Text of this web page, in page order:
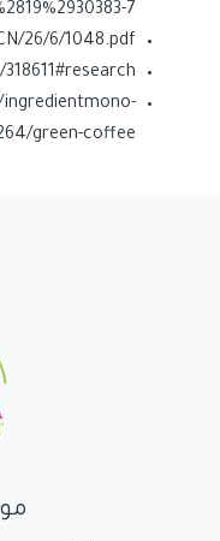
7
26/6/1048.pdf
green-coffee